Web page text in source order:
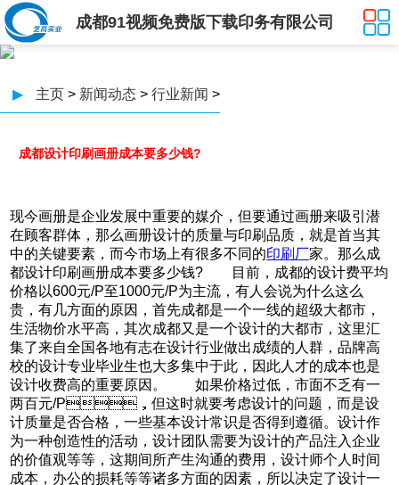
成都91视频免费版下载印务有限公司
▶ 主页 > 新闻动态 > 行业新闻 >
成都设计印刷画册成本要多少钱?
现今画册是企业发展中重要的媒介，但要通过画册来吸引潜
在顾客群体，那么画册设计的质量与印刷品质，就是首当其
中的关键要素，而今市场上有很多不同的印刷厂家。那么成
都设计印刷画册成本要多少钱? 目前，成都的设计费平均
价格以600元/P至1000元/P为主流，有人会说为什么这么
贵，有几方面的原因，首先成都是一个一线的超级大都市，
生活物价水平高，其次成都又是一个设计的大都市，这里汇
集了来自全国各地有志在设计行业做出成绩的人群，品牌高
校的设计专业毕业生也大多集中于此，因此人才的成本也是
设计收费高的重要原因。 如果价格过低，市面不乏有一
两百元/P，但这时就要考虑设计的问题，而是设
计质量是否合格，一些基本设计常识是否得到遵循。设计作
为一种创造性的活动，设计团队需要为设计的产品注入企业
的价值观等等，这期间所产生沟通的费用，设计师个人时间
成本，办公的损耗等等诸多方面的因素，所以决定了设计一